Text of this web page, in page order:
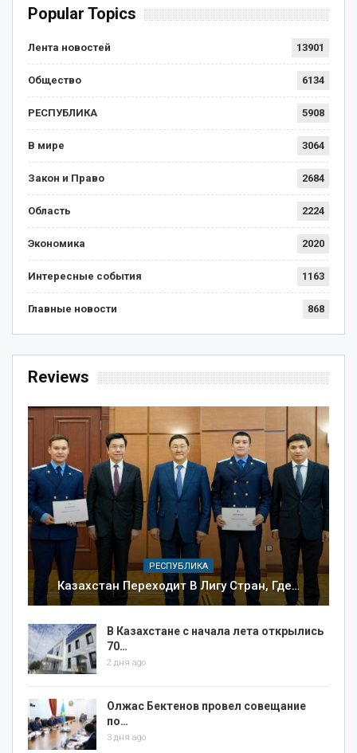
Popular Topics
Лента новостей 13901
Общество 6134
РЕСПУБЛИКА 5908
В мире 3064
Закон и Право 2684
Область 2224
Экономика 2020
Интересные события 1163
Главные новости 868
Reviews
РЕСПУБЛИКА
Казахстан Переходит В Лигу Стран, Где…
В Казахстане с начала лета открылись
70…
2 дня ago
Олжас Бектенов провел совещание
по…
3 дня ago